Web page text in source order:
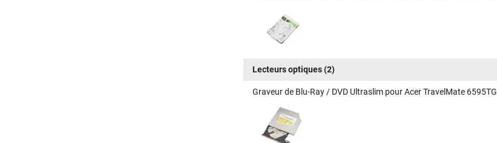
Lecteurs optiques(2)
Graveur de Blu-Ray / DVD Ultraslim pour Acer TravelMate 6595TG